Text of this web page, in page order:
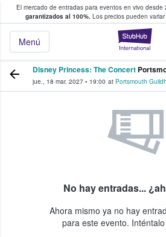
El mercado de entradas para eventos en vivo desde
garantizados al 100%. Los precios pueden
Menú
y venta de entradas
Disney Princess: The Concert
jue., 18 mar. 2027 • 19:00 at Portsmouth
No hay entradas...
Ahora mismo ya no hay
para este evento.